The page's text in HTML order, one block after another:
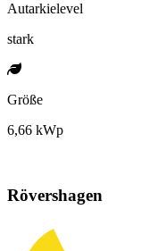
Autarkielevel
stark
Größe
6,66 kWp
Rövershagen